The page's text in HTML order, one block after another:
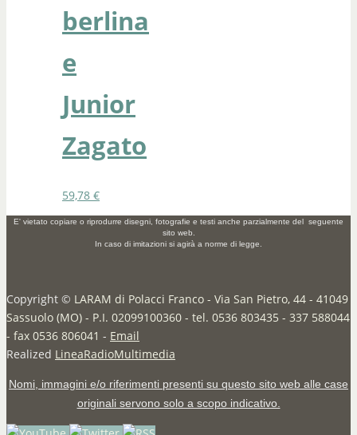
berlina
e
Junior
Zagato
59,78 €
E' vietato copiare o riprodurre disegni, fotografie e testi anche parzialmente del seguente
sito web.
In caso di imitazioni si agirà a norme di legge.
Copyright © LARAM di Polacci Franco - Via San Pietro, 44 - 41049
Sassuolo (MO) - P.I. 02099100360 - tel. 0536 803435 - 337 588044
- fax 0536 806041 - Email
Realized LineaRadioMultimedia
Nomi, immagini e/o riferimenti presenti su questo sito web alle case
originali servono solo a scopo indicativo.